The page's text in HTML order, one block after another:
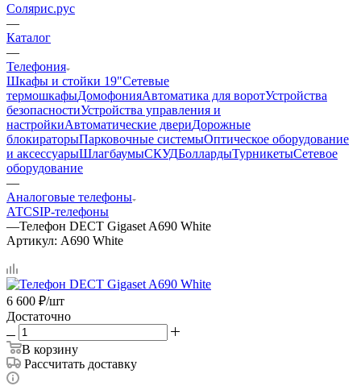
Солярис.рус
—
Каталог
—
Телефония
Шкафы и стойки 19"Сетевые
термошкафыДомофонияАвтоматика для воротУстройства
безопасностиУстройства управления и
настройкиАвтоматические двериДорожные
блокираторыПарковочные системыОптическое оборудование
и аксессуарыШлагбаумыСКУДБоллардыТурникетыСетевое
оборудование
—
Аналоговые телефоны
АТСSIP-телефоны
—Телефон DECT Gigaset A690 White
Артикул: A690 White
6 600 ₽/шт
Достаточно
В корзину
Рассчитать доставку